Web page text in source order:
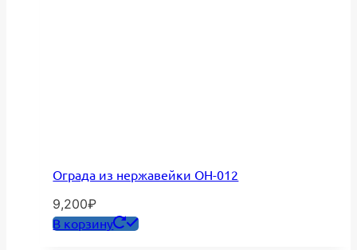
Ограда из нержавейки ОН-012
9,200₽
В корзину